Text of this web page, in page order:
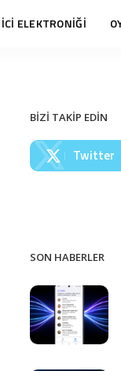
ELEKTRONİĞİ
BİZİ TAKİP EDİN
Twitter
SON HABERLER